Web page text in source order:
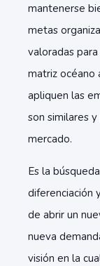
mantenerse
metas
valoradas
matriz océano
apliquen las
son similares
mercado.
Es la
diferenciación
de abrir un
nueva
visión en la